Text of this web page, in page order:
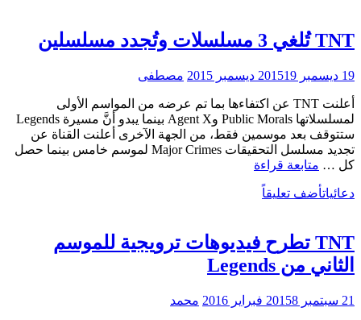
وتخطط
لعودة
TNT تُلغي 3 مسلسلات وتُجدد مسلسلين
19 ديسمبر 2015 19 ديسمبر 2015 مصطفى
أعلنت TNT عن اكتفاءها بما تم عرضه من المواسم الأولى
لمسلسلاتها Public Morals وAgent X بينما يبدو أنَّ مسيرة Legends
ستتوقف بعد موسمين فقط، من الجهة الآخرى أعلنت القناة عن
تجديد مسلسل التحقيقات Major Crimes لموسم خامس بينما حصل
كل … متابعة قراءة
مسلسلين
دعائياتأضف تعليقاً
TNT تطرح فيديوهات ترويجية للموسم
الثاني من Legends
21 سبتمبر 2015 8 فبراير 2016 محمد